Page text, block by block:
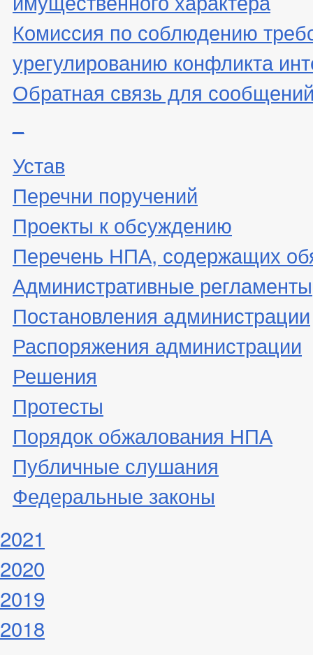
Комиссия по соблюдению
урегулированию конфликта
Обратная связь для
Устав
Перечни поручений
Проекты к обсуждению
Перечень НПА, содержащих
Административные регламенты
Постановления администрации
Распоряжения администрации
Решения
Протесты
Порядок обжалования НПА
Публичные слушания
Федеральные законы
2021
2020
2019
2018